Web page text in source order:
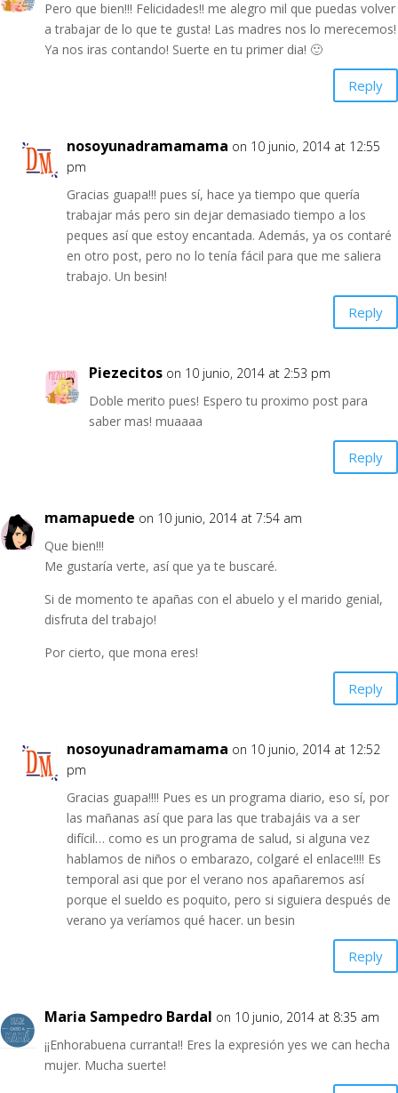
Pero que bien!!! Felicidades!! me alegro mil que puedas volver
a trabajar de lo que te gusta! Las madres nos lo merecemos!
Ya nos iras contando! Suerte en tu primer dia! 🙂
Reply
nosoyunadramamama on 10 junio, 2014 at 12:55
pm
Gracias guapa!!! pues sí, hace ya tiempo que quería
trabajar más pero sin dejar demasiado tiempo a los
peques así que estoy encantada. Además, ya os contaré
en otro post, pero no lo tenía fácil para que me saliera
trabajo. Un besin!
Reply
Piezecitos on 10 junio, 2014 at 2:53 pm
Doble merito pues! Espero tu proximo post para
saber mas! muaaaa
Reply
mamapuede on 10 junio, 2014 at 7:54 am
Que bien!!!
Me gustaría verte, así que ya te buscaré.
Si de momento te apañas con el abuelo y el marido genial,
disfruta del trabajo!
Por cierto, que mona eres!
Reply
nosoyunadramamama on 10 junio, 2014 at 12:52
pm
Gracias guapa!!!! Pues es un programa diario, eso sí, por
las mañanas así que para las que trabajáis va a ser
difícil… como es un programa de salud, si alguna vez
hablamos de niños o embarazo, colgaré el enlace!!!! Es
temporal asi que por el verano nos apañaremos así
porque el sueldo es poquito, pero si siguiera después de
verano ya veríamos qué hacer. un besin
Reply
Maria Sampedro Bardal on 10 junio, 2014 at 8:35 am
¡¡Enhorabuena curranta!! Eres la expresión yes we can hecha
mujer. Mucha suerte!